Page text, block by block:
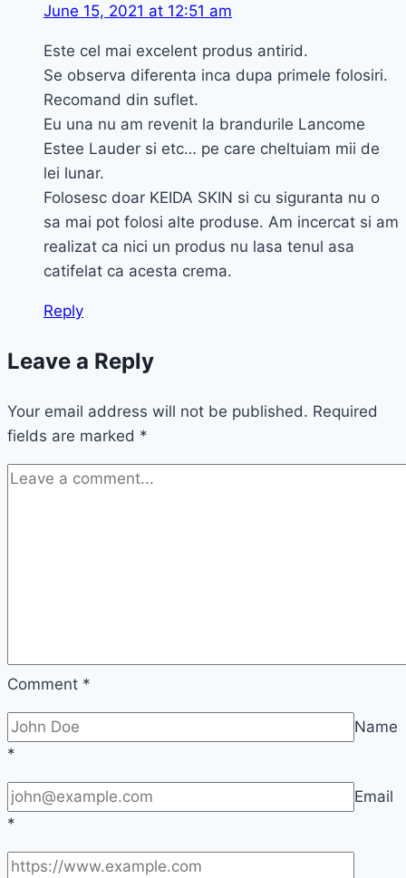
June 15, 2021 at 12:51 am
Este cel mai excelent produs antirid.
Se observa diferenta inca dupa primele folosiri.
Recomand din suflet.
Eu una nu am revenit la brandurile Lancome
Estee Lauder si etc… pe care cheltuiam mii de
lei lunar.
Folosesc doar KEIDA SKIN si cu siguranta nu o
sa mai pot folosi alte produse. Am incercat si am
realizat ca nici un produs nu lasa tenul asa
catifelat ca acesta crema.
Reply
Leave a Reply
Your email address will not be published. Required
fields are marked *
Comment *
Name
*
Email
*